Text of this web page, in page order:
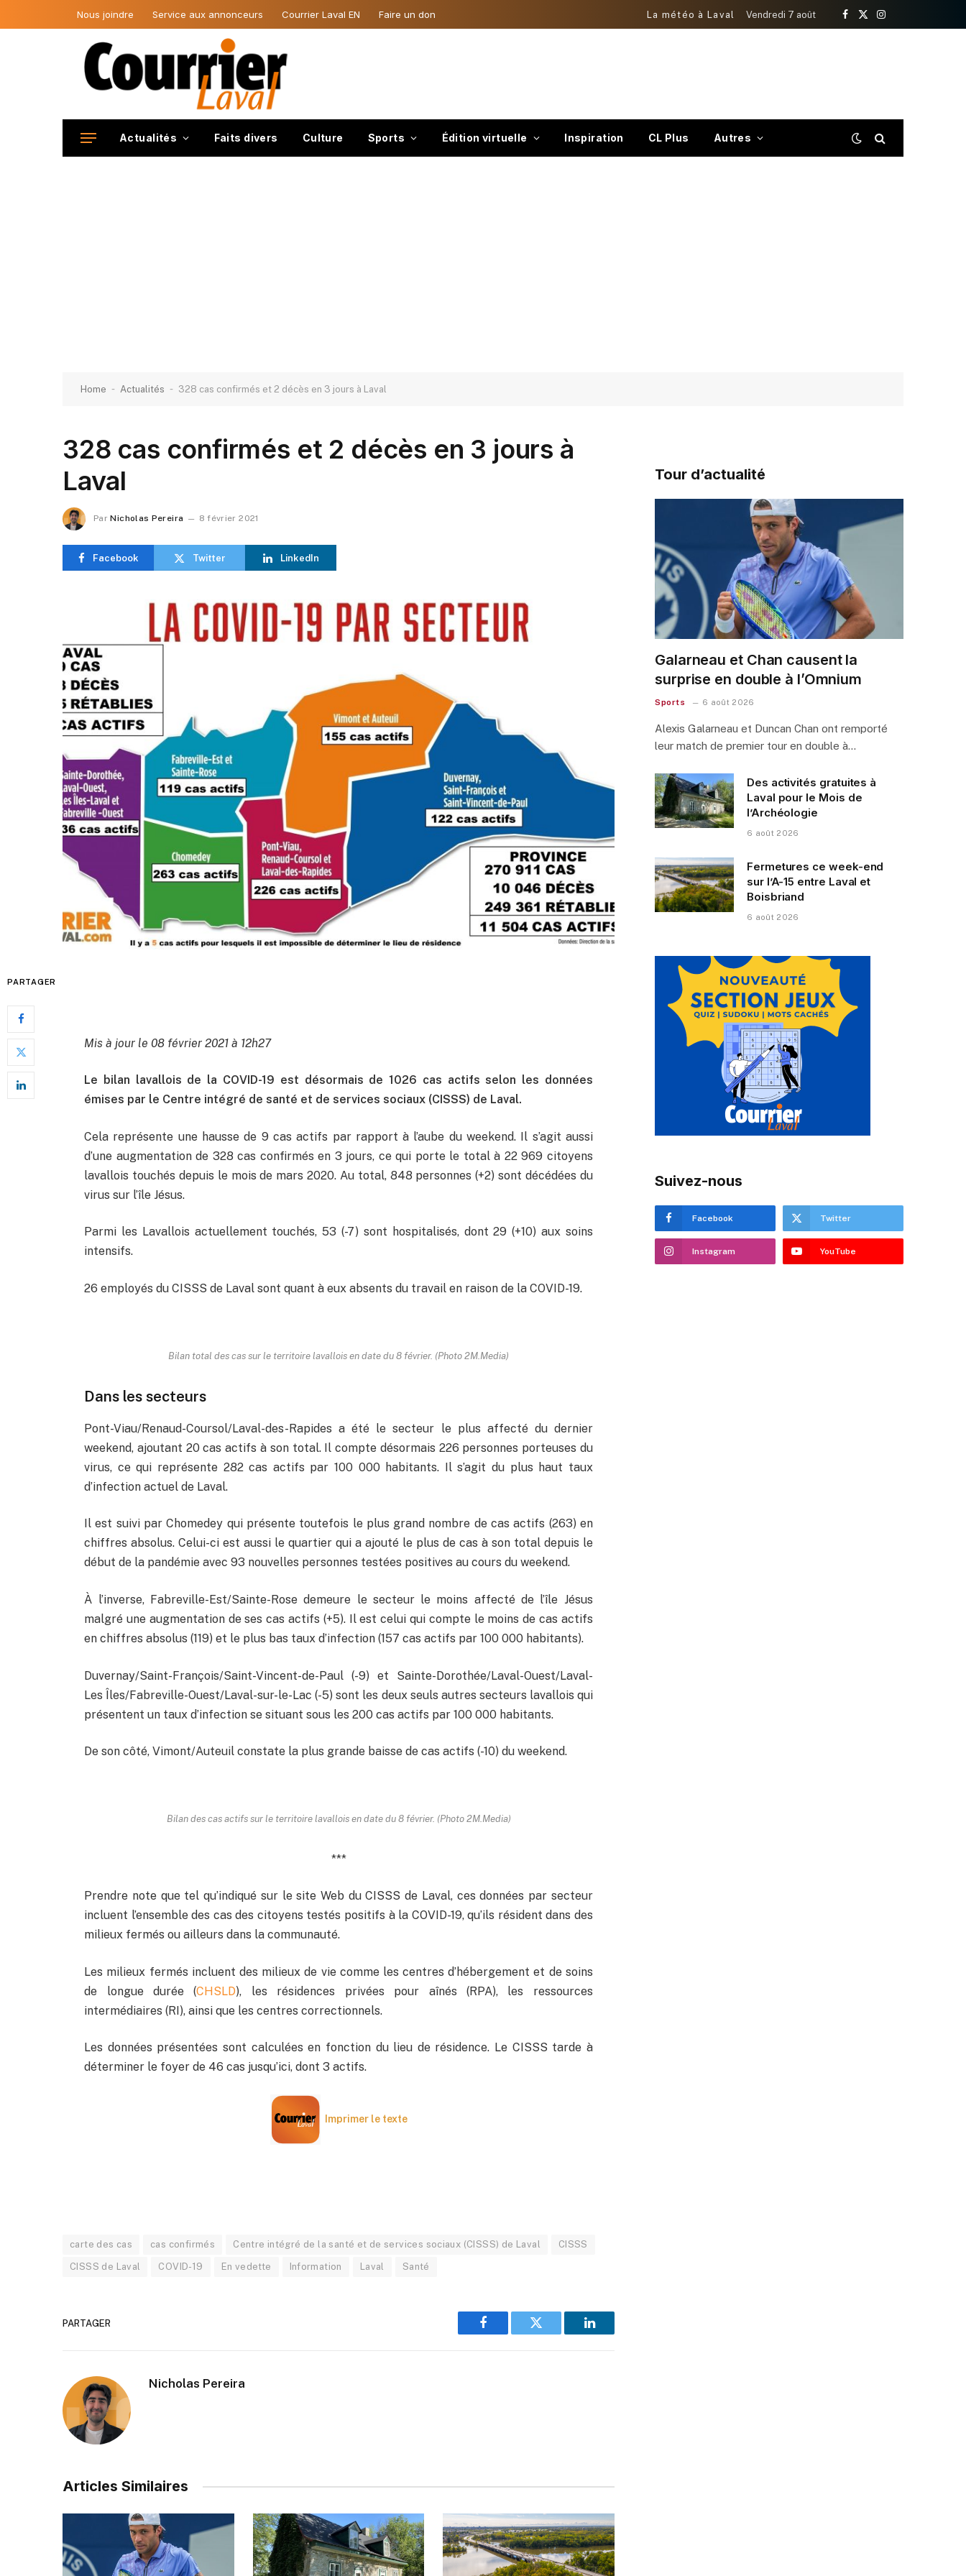
Nous joindre Service aux annonceurs Courrier Laval EN Faire un don La météo à Laval Vendredi 7 août
Facebook
X
Instagram
Actualités Faits divers Culture Sports Édition virtuelle Inspiration CL Plus Autres
Home - Actualités - 328 cas confirmés et 2 décès en 3 jours à Laval
328 cas confirmés et 2 décès en 3 jours à
Laval
Par Nicholas Pereira 8 février 2021
Facebook Twitter LinkedIn
PARTAGER
Mis à jour le 08 février 2021 à 12h27
Le bilan lavallois de la COVID-19 est désormais de 1026 cas actifs selon les données
émises par le Centre intégré de santé et de services sociaux (CISSS) de Laval.
Cela représente une hausse de 9 cas actifs par rapport à l’aube du weekend. Il s’agit aussi
d’une augmentation de 328 cas confirmés en 3 jours, ce qui porte le total à 22 969 citoyens
lavallois touchés depuis le mois de mars 2020. Au total, 848 personnes (+2) sont décédées du
virus sur l’île Jésus.
Parmi les Lavallois actuellement touchés, 53 (-7) sont hospitalisés, dont 29 (+10) aux soins
intensifs.
26 employés du CISSS de Laval sont quant à eux absents du travail en raison de la COVID-19.
Bilan total des cas sur le territoire lavallois en date du 8 février. (Photo 2M.Media)
Dans les secteurs
Pont-Viau/Renaud-Coursol/Laval-des-Rapides a été le secteur le plus affecté du dernier
weekend, ajoutant 20 cas actifs à son total. Il compte désormais 226 personnes porteuses du
virus, ce qui représente 282 cas actifs par 100 000 habitants. Il s’agit du plus haut taux
d’infection actuel de Laval.
Il est suivi par Chomedey qui présente toutefois le plus grand nombre de cas actifs (263) en
chiffres absolus. Celui-ci est aussi le quartier qui a ajouté le plus de cas à son total depuis le
début de la pandémie avec 93 nouvelles personnes testées positives au cours du weekend.
À l’inverse, Fabreville-Est/Sainte-Rose demeure le secteur le moins affecté de l’île Jésus
malgré une augmentation de ses cas actifs (+5). Il est celui qui compte le moins de cas actifs
en chiffres absolus (119) et le plus bas taux d’infection (157 cas actifs par 100 000 habitants).
Duvernay/Saint-François/Saint-Vincent-de-Paul (-9) et Sainte-Dorothée/Laval-Ouest/Laval-
Les Îles/Fabreville-Ouest/Laval-sur-le-Lac (-5) sont les deux seuls autres secteurs lavallois qui
présentent un taux d’infection se situant sous les 200 cas actifs par 100 000 habitants.
De son côté, Vimont/Auteuil constate la plus grande baisse de cas actifs (-10) du weekend.
Bilan des cas actifs sur le territoire lavallois en date du 8 février. (Photo 2M.Media)
***
Prendre note que tel qu’indiqué sur le site Web du CISSS de Laval, ces données par secteur
incluent l’ensemble des cas des citoyens testés positifs à la COVID-19, qu’ils résident dans des
milieux fermés ou ailleurs dans la communauté.
Les milieux fermés incluent des milieux de vie comme les centres d’hébergement et de soins
de longue durée (CHSLD), les résidences privées pour aînés (RPA), les ressources
intermédiaires (RI), ainsi que les centres correctionnels.
Les données présentées sont calculées en fonction du lieu de résidence. Le CISSS tarde à
déterminer le foyer de 46 cas jusqu’ici, dont 3 actifs.
Imprimer le texte
carte des cas cas confirmés Centre intégré de la santé et de services sociaux (CISSS) de Laval CISSS
CISSS de Laval COVID-19 En vedette Information Laval Santé
PARTAGER
Facebook Twitter LinkedIn
Nicholas Pereira
Articles Similaires
Tour d’actualité
Galarneau et Chan causent la
surprise en double à l’Omnium
Sports 6 août 2026
Alexis Galarneau et Duncan Chan ont remporté
leur match de premier tour en double à…
Des activités gratuites à
Laval pour le Mois de
l’Archéologie
6 août 2026
Fermetures ce week-end
sur l’A-15 entre Laval et
Boisbriand
6 août 2026
Suivez-nous
Facebook Twitter
Instagram YouTube